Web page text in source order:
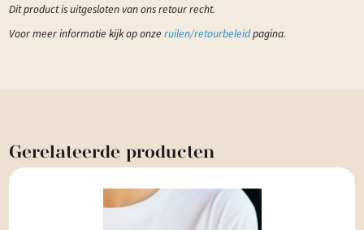
Dit product is uitgesloten van ons retour recht.
Voor meer informatie kijk op onzeruilen/retourbeleidpagina.
Gerelateerde producten